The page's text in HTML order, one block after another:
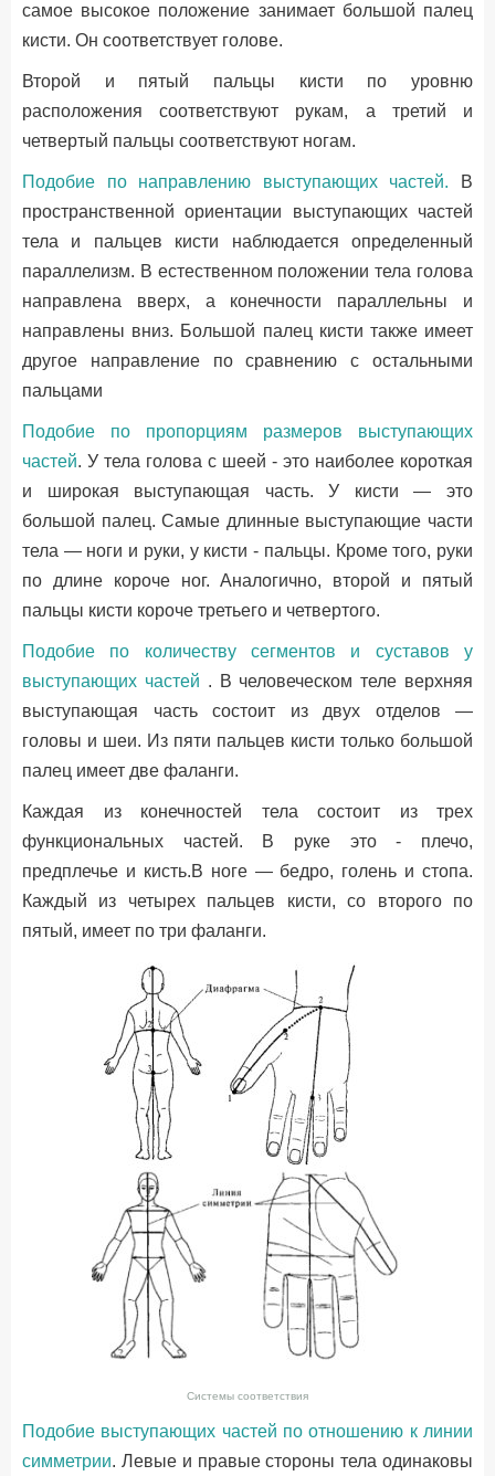
самое высокое положение занимает большой палец
кисти. Он соответствует голове.
Второй и пятый пальцы кисти по уровню
расположения соответствуют рукам, а третий и
четвертый пальцы соответствуют ногам.
Подобие по направлению выступающих частей. В
пространственной ориентации выступающих частей
тела и пальцев кисти наблюдается определенный
параллелизм. В естественном положении тела голова
направлена вверх, a конечности параллельны и
направлены вниз. Большой палец кисти также имеет
другое направление по сравнению с остальными
пальцами
Подобие по пропорциям размеров выступающих
частей. У тела голова с шеей - это наиболее короткая
и широкая выступающая часть. У кисти — это
большой палец. Самые длинные выступающие части
тела — ноги и руки, у кисти - пальцы. Кроме того, руки
по длине короче ног. Аналогично, второй и пятый
пальцы кисти короче третьего и четвертого.
Подобие по количеству сегментов и суставов у
выступающих частей . В человеческом теле верхняя
выступающая часть состоит из двух отделов —
головы и шеи. Из пяти пальцев кисти только большой
палец имеет две фаланги.
Каждая из конечностей тела состоит из трех
функциональных частей. В руке это - плечо,
предплечье и кисть.В ноге — бедро, голень и стопа.
Каждый из четырех пальцев кисти, со второго по
пятый, имеет по три фаланги.
Системы соответствия
Подобие выступающих частей по отношению к линии
симметрии. Левые и правые стороны тела одинаковы